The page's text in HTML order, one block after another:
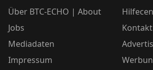
Über BTC-ECHO | About
Jobs
Mediadaten
Impressum
Kontakt